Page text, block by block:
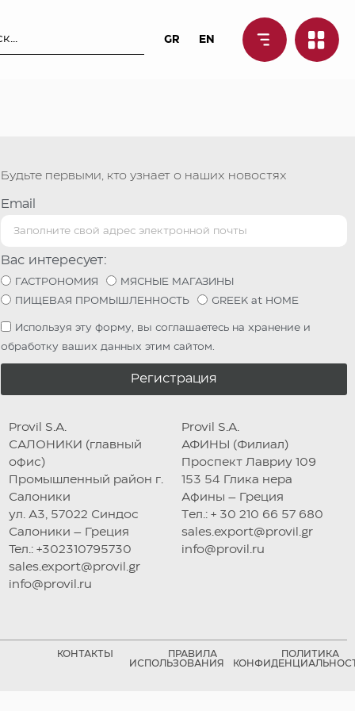
GR EN
Будьте первыми, кто узнает о наших новостях
Email
Вас интересует:
ГАСТРОНОМИЯ
МЯСНЫЕ МАГАЗИНЫ
ПИЩЕВАЯ ПРОМЫШЛЕННОСТЬ
GREEK at HOME
Используя эту форму, вы соглашаетесь на хранение и
обработку ваших данных этим сайтом.
Регистрация
Provil S.A.
САЛОНИКИ (главный
офис)
Промышленный район г.
Салоники
ул. А3, 57022 Синдос
Салоники – Греция
Тел.: +302310795730
sales.export@provil.gr
info@provil.ru
Provil S.A.
АФИНЫ (Филиал)
Проспект Лавриу 109
153 54 Глика нера
Афины – Греция
Tел.: + 30 210 66 57 680
sales.export@provil.gr
info@provil.ru
КОНТАКТЫ
ПРАВИЛА
ИСПОЛЬЗОВАНИЯ
ПОЛИТИКА